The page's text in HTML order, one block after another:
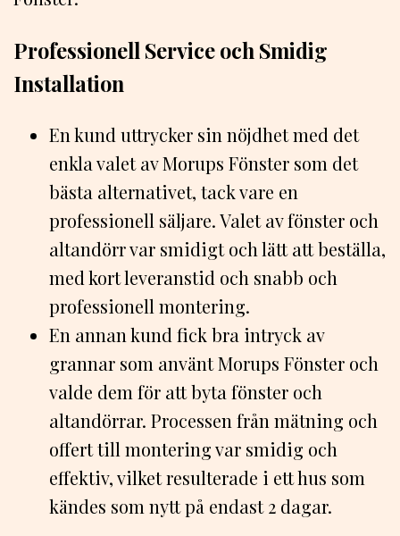
Professionell Service och Smidig
Installation
En kund uttrycker sin nöjdhet med det
enkla valet av Morups Fönster som det
bästa alternativet, tack vare en
professionell säljare. Valet av fönster och
altandörr var smidigt och lätt att beställa,
med kort leveranstid och snabb och
professionell montering.
En annan kund fick bra intryck av
grannar som använt Morups Fönster och
valde dem för att byta fönster och
altandörrar. Processen från mätning och
offert till montering var smidig och
effektiv, vilket resulterade i ett hus som
kändes som nytt på endast 2 dagar.